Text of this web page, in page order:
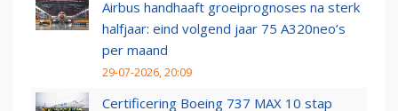
Airbus handhaaft groeiprognoses na sterk
halfjaar: eind volgend jaar 75 A320neo’s
per maand
29-07-2026, 20:09
Certificering Boeing 737 MAX 10 stap